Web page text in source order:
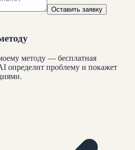
Оставить заявку
методу — бесплатная
определит проблему и покажет